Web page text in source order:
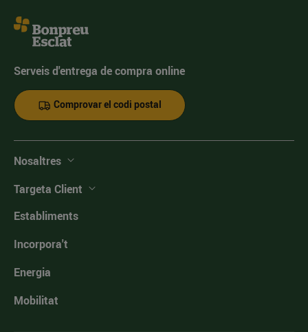
Serveis d'entrega de compra online
Comprovar el codi postal
Nosaltres
Targeta Client
Establiments
Incorpora't
Energia
Mobilitat